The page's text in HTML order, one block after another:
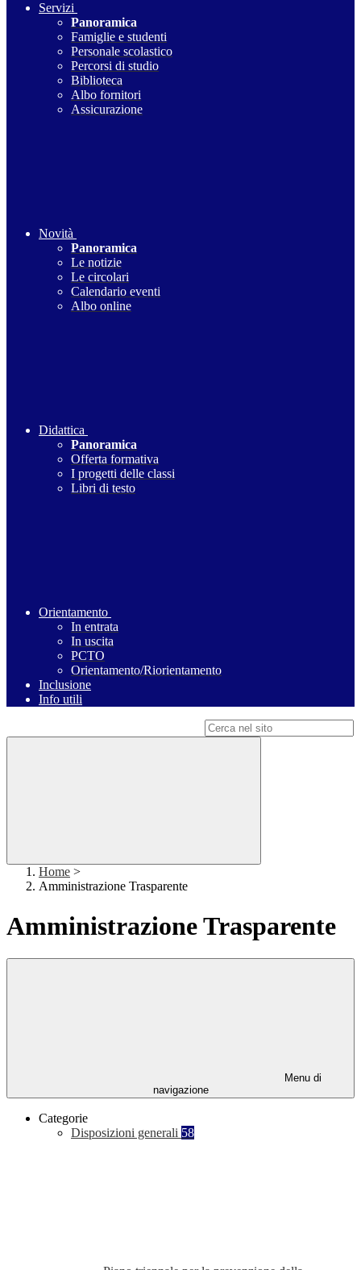
Servizi
Panoramica
Famiglie e studenti
Personale scolastico
Percorsi di studio
Biblioteca
Albo fornitori
Assicurazione
Novità
Panoramica
Le notizie
Le circolari
Calendario eventi
Albo online
Didattica
Panoramica
Offerta formativa
I progetti delle classi
Libri di testo
Orientamento
In entrata
In uscita
PCTO
Orientamento/Riorientamento
Inclusione
Info utili
Home >
Amministrazione Trasparente
Amministrazione Trasparente
Menu di
navigazione
Categorie
Disposizioni generali 58